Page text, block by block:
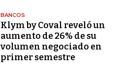
BANCOS
Klym by Coval reveló un
aumento de 26% de su
volumen negociado en
primer semestre